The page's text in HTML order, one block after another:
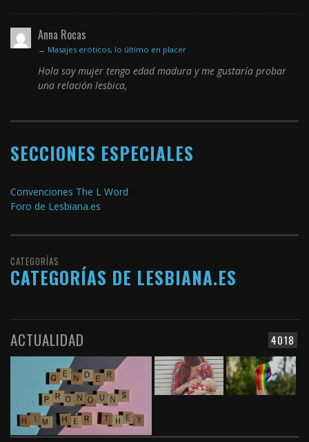
Anna Rocas
→ Masajes eróticos, lo último en placer
Hola soy mujer tengo edad madura y me gustaría probar
una relación lesbica,
SECCIONES ESPECIALES
Convenciones The L Word
Foro de Lesbiana.es
CATEGORÍAS
CATEGORÍAS DE LESBIANA.ES
4018
ACTUALIDAD